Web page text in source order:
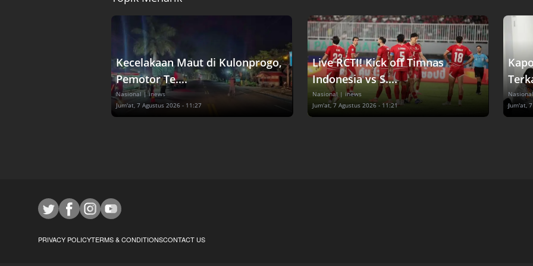
Kecelakaan Maut di Kulonprogo,
Pemotor Te....
Nasional | inews
Jum'at, 7 Agustus 2026 - 11:27
Live RCTI! Kick off Timnas
Indonesia vs S....
Nasional | inews
Jum'at, 7 Agustus 2026 - 11:21
Jum'at,
PRIVACY POLICYTERMS & CONDITIONSCONTACT US